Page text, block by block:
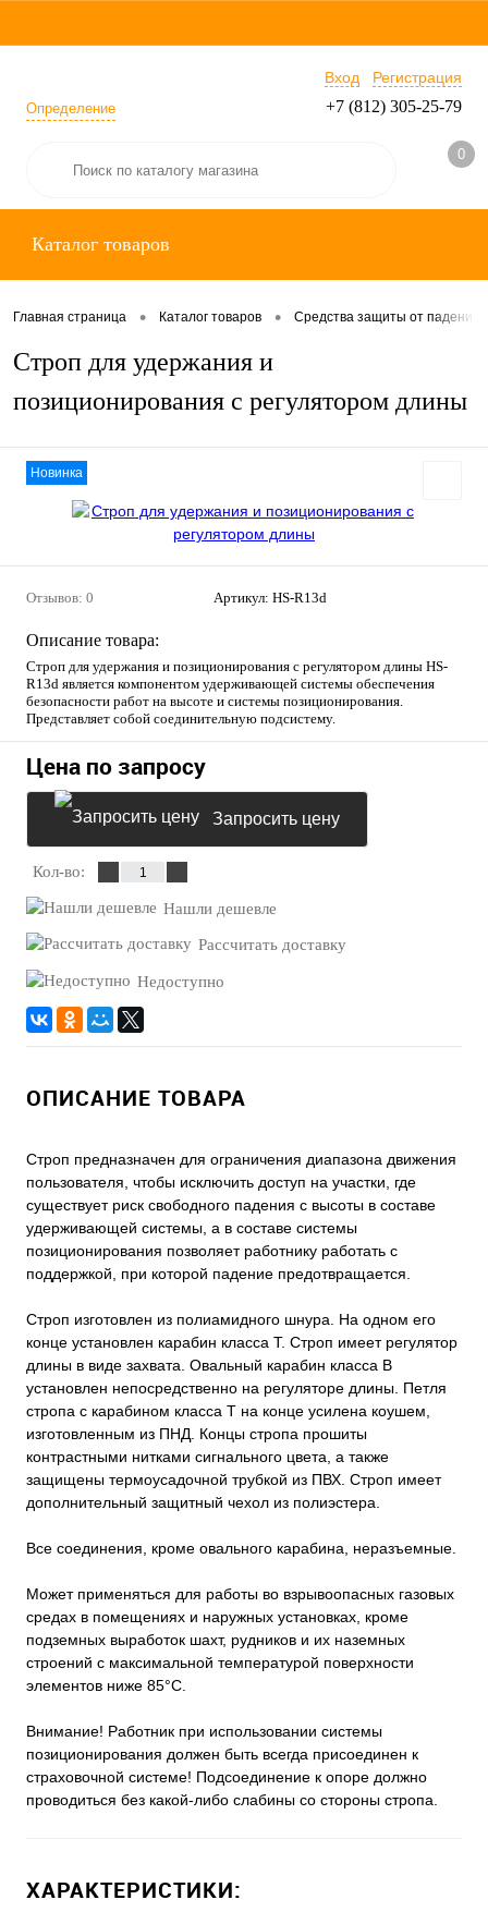
Определение
Вход Регистрация
+7 (812) 305-25-79
0
Каталог товаров
Главная страница • Каталог товаров • Средства защиты от падения
Строп для удержания и
позиционирования с регулятором длины
Новинка
Отзывов: 0 Артикул: HS-R13d
Описание товара:
Строп для удержания и позиционирования с регулятором длины HS-
R13d является компонентом удерживающей системы обеспечения
безопасности работ на высоте и системы позиционирования.
Представляет собой соединительную подсистему.
Цена по запросу
Запросить цену
Кол-во:
Нашли дешевле
Рассчитать доставку
Недоступно
ОПИСАНИЕ ТОВАРА
Строп предназначен для ограничения диапазона движения
пользователя, чтобы исключить доступ на участки, где
существует риск свободного падения с высоты в составе
удерживающей системы, а в составе системы
позиционирования позволяет работнику работать с
поддержкой, при которой падение предотвращается.
Строп изготовлен из полиамидного шнура. На одном его
конце установлен карабин класса Т. Строп имеет регулятор
длины в виде захвата. Овальный карабин класса В
установлен непосредственно на регуляторе длины. Петля
стропа с карабином класса Т на конце усилена коушем,
изготовленным из ПНД. Концы стропа прошиты
контрастными нитками сигнального цвета, а также
защищены термоусадочной трубкой из ПВХ. Строп имеет
дополнительный защитный чехол из полиэстера.
Все соединения, кроме овального карабина, неразъемные.
Может применяться для работы во взрывоопасных газовых
средах в помещениях и наружных установках, кроме
подземных выработок шахт, рудников и их наземных
строений с максимальной температурой поверхности
элементов ниже 85°С.
Внимание! Работник при использовании системы
позиционирования должен быть всегда присоединен к
страховочной системе! Подсоединение к опоре должно
проводиться без какой-либо слабины со стороны стропа.
ХАРАКТЕРИСТИКИ: